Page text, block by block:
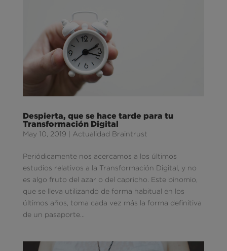
Despierta, que se hace tarde para tu
Transformación Digital
May 10, 2019 Actualidad Braintrust
Periódicamente nos acercamos a los últimos
estudios relativos a la Transformación Digital, y no
es algo fruto del azar o del capricho. Este binomio,
que se lleva utilizando de forma habitual en los
últimos años, toma cada vez más la forma definitiva
de un pasaporte...